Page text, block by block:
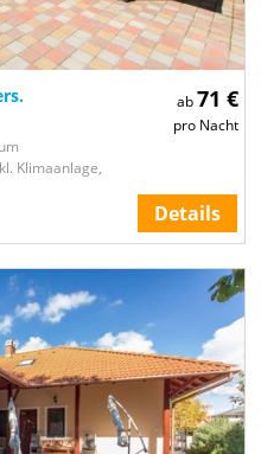
ab71 €
pro Nacht
Klimaanlage,
Details